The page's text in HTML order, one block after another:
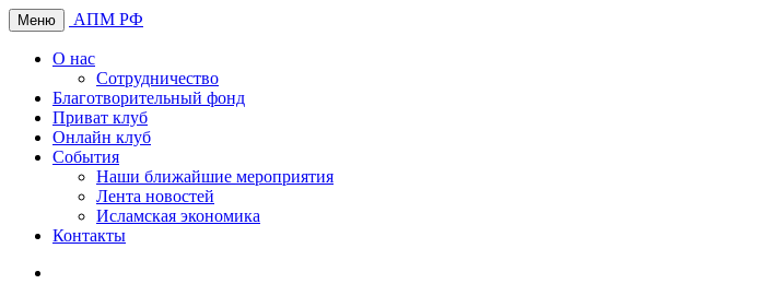
Меню АПМ РФ
О нас
Сотрудничество
Благотворительный фонд
Приват клуб
Онлайн клуб
События
Наши ближайшие мероприятия
Лента новостей
Исламская экономика
Контакты